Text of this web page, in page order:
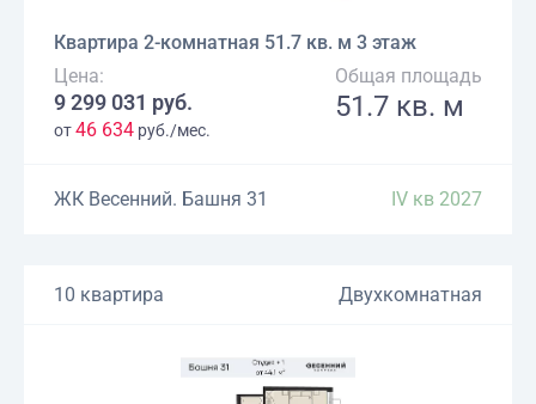
Квартира 2-комнатная 51.7 кв. м 3 этаж
Цена:
9 299 031 руб.
от46 634 руб./мес.
Общая площадь
51.7 кв. м
ЖК Весенний. Башня 31 IV кв 2027
10 квартира Двухкомнатная